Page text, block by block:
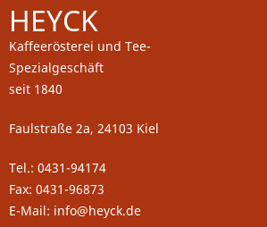
HEYCK
Kaffeerösterei und Tee-
Spezialgeschäft
seit 1840
Faulstraße 2a, 24103 Kiel
Tel.: 0431-94174
Fax: 0431-96873
E-Mail: info@heyck.de